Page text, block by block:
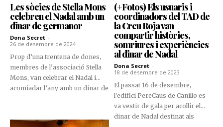
Les sòcies de Stella Mons
celebren el Nadal amb un
dinar de germanor
Dona Secret -
26 de desembre de 2024
Prop d’una trentena de dones,
membres de l’associació Stella
Mons, van celebrar el Nadal i
acomiadar l’any amb un dinar de
l’escenari d’aquesta trobada
(+Fotos) Els usuaris i
coordinadors del TAD de
la Creu Roja van
compartir històries,
somriures i experiències
al dinar de Nadal
Dona Secret -
18 de desembre de 2023
El passat 16 de desembre,
l'edifici PereCaus de Canillo es
va vestir de gala per acollir el
dinar de Nadal destinat als